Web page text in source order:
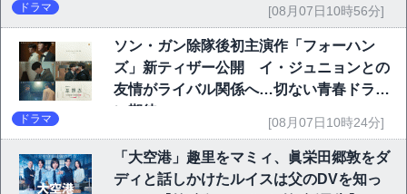
ドラマ [08月07日10時56分]
ソン・ガン除隊後初主演作「フォーハン
ズ」新ティザー公開 イ・ジュニョンとの
友情がライバル関係へ…切ない青春ドラマ
に期待
ドラマ [08月07日10時24分]
「大空港」趣里をマミィ、眞栄田郷敦をダ
ディと話しかけたルイスは父のDVを知っ